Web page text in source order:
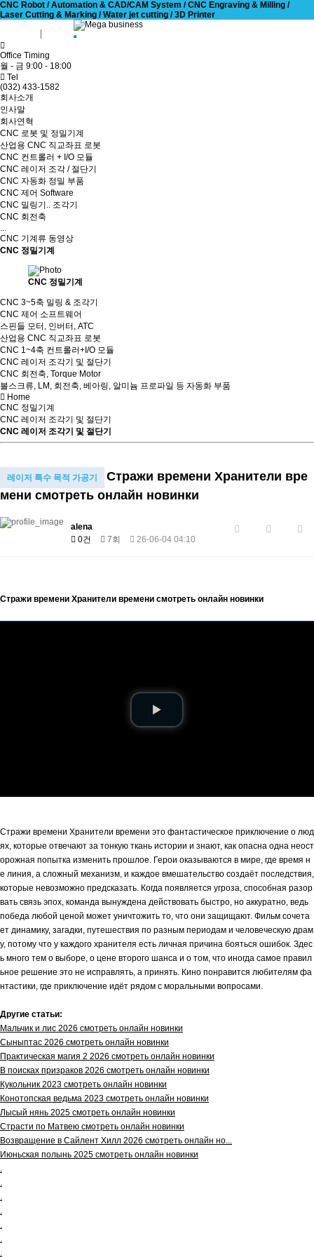
CNC Robot / Automation & CAD/CAM System / CNC Engraving & Milling /
Laser Cutting & Marking / Water jet cutting / 3D Printer
Office Timing
월 - 금 9:00 - 18:00
Tel
(032) 433-1582
회사소개
인사말
회사연혁
CNC 로봇 및 정밀기계
산업용 CNC 직교좌표 로봇
CNC 컨트롤러 + I/O 모듈
CNC 레이저 조각 / 절단기
CNC 자동화 정밀 부품
CNC 제어 Software
CNC 밀링기.. 조각기
CNC 회전축
...
CNC 기계류 동영상
CNC 정밀기계
CNC 정밀기계
CNC 3~5축 밀링 & 조각기
CNC 제어 소프트웨어
스핀들 모터, 인버터, ATC
산업용 CNC 직교좌표 로봇
CNC 1~4축 컨트롤러+I/O 모듈
CNC 레이저 조각기 및 절단기
CNC 회전축, Torque Motor
볼스크류, LM, 회전축, 베아링, 알미늄 프로파일 등 자동화 부품
Home
CNC 정밀기계
CNC 레이저 조각기 및 절단기
CNC 레이저 조각기 및 절단기
레이저 특수 목적 가공기
Стражи времени Хранители вре
мени смотреть онлайн новинки
alena
0건
7회 26-06-04 04:10
Стражи времени Хранители времени смотреть онлайн новинки
Стражи времени Хранители времени это фантастическое приключение о люд
ях, которые отвечают за тонкую ткань истории и знают, как опасна одна неост
орожная попытка изменить прошлое. Герои оказываются в мире, где время н
е линия, а сложный механизм, и каждое вмешательство создаёт последствия,
которые невозможно предсказать. Когда появляется угроза, способная разор
вать связь эпох, команда вынуждена действовать быстро, но аккуратно, ведь
победа любой ценой может уничтожить то, что они защищают. Фильм сочета
ет динамику, загадки, путешествия по разным периодам и человеческую драм
у, потому что у каждого хранителя есть личная причина бояться ошибок. Здес
ь много тем о выборе, о цене второго шанса и о том, что иногда самое правил
ьное решение это не исправлять, а принять. Кино понравится любителям фа
нтастики, где приключение идёт рядом с моральными вопросами.
Другие статьи:
Мальчик и лис 2026 смотреть онлайн новинки
Сыныптас 2026 смотреть онлайн новинки
Практическая магия 2 2026 смотреть онлайн новинки
В поисках призраков 2026 смотреть онлайн новинки
Кукольник 2023 смотреть онлайн новинки
Конотопская ведьма 2023 смотреть онлайн новинки
Лысый нянь 2025 смотреть онлайн новинки
Страсти по Матвею смотреть онлайн новинки
Возвращение в Сайлент Хилл 2026 смотреть онлайн но...
Июньская полынь 2025 смотреть онлайн новинки
.
.
.
.
.
.
.